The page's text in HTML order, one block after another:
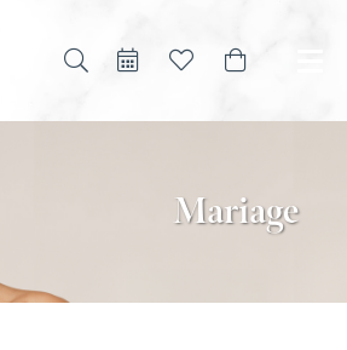
Mariage